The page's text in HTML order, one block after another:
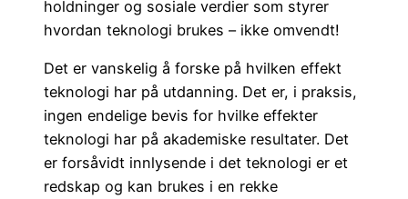
holdninger og sosiale verdier som styrer
hvordan teknologi brukes – ikke omvendt!
Det er vanskelig å forske på hvilken effekt
teknologi har på utdanning. Det er, i praksis,
ingen endelige bevis for hvilke effekter
teknologi har på akademiske resultater. Det
er forsåvidt innlysende i det teknologi er et
redskap og kan brukes i en rekke